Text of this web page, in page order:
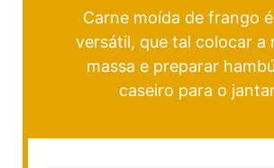
Carne moída de frango
versátil, que tal colocar a
massa e preparar
caseiro para o